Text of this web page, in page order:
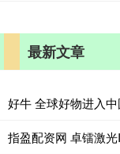
最新文章
好牛 全球好物进入中
指盈配资网 卓镭激